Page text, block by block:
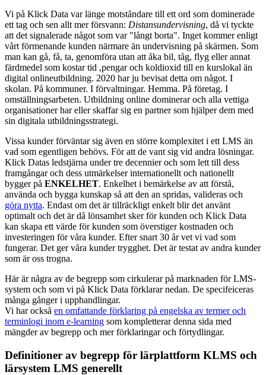
Vi på Klick Data var länge motståndare till ett ord som dominerade
ett tag och sen allt mer försvann: Distansundervisning, då vi tyckte
att det signalerade något som var "långt borta". Inget kommer enligt
vårt förmenande kunden närmare än undervisning på skärmen. Som
man kan gå, få, ta, genomföra utan att åka bil, tåg, flyg eller annat
färdmedel som kostar tid ,pengar och koldioxid till en kurslokal än
digital onlineutbildning. 2020 har ju bevisat detta om något. I
skolan. På kommuner. I förvaltningar. Hemma. På företag. I
omställningsarbeten. Utbildning online dominerar och alla vettiga
organisationer har eller skaffar sig en partner som hjälper dem med
sin digitala utbildningsstrategi.
Vissa kunder förväntar sig även en större komplexitet i ett LMS än
vad som egentligen behövs. För att de vant sig vid andra lösningar.
Klick Datas ledstjärna under tre decennier och som lett till dess
framgångar och dess utmärkelser internationellt och nationellt
bygger på ENKELHET. Enkelhet i bemärkelse av att förstå,
använda och bygga kunskap så att den an spridas, valideras och
göra nytta. Endast om det är tillräckligt enkelt blir det använt
optimalt och det är då lönsamhet sker för kunden och Klick Data
kan skapa ett värde för kunden som överstiger kostnaden och
investeringen för våra kunder. Efter snart 30 år vet vi vad som
fungerar. Det ger våra kunder trygghet. Det är testat av andra kunder
som är oss trogna.
Här är några av de begrepp som cirkulerar på marknaden för LMS-
system och som vi på Klick Data förklarar nedan. De specifeiceras
många gånger i upphandlingar.
Vi har också en omfattande förklaring på engelska av termer och
terminlogi inom e-learning som kompletterar denna sida med
mängder av begrepp och mer förklaringar och förtydlingar.
Definitioner av begrepp för lärplattform KLMS och
lärsystem LMS generellt